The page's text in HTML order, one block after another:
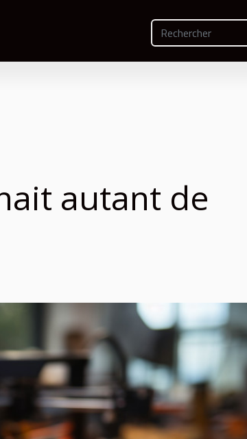
autant de